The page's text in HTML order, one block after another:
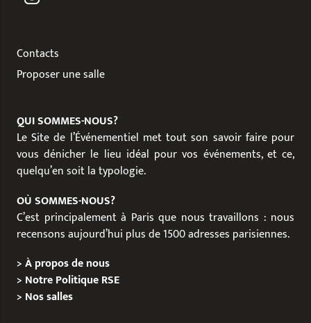
Contacts
Proposer une salle
QUI SOMMES-NOUS?
Le Site de l’Événementiel met tout son savoir faire pour
vous dénicher le lieu idéal pour vos événements, et ce,
quelqu’en soit la typologie.
OÙ SOMMES-NOUS?
C’est principalement à Paris que nous travaillons : nous
recensons aujourd’hui plus de 1500 adresses parisiennes.
>À propos de nous
> Notre Politique RSE
> Nos salles